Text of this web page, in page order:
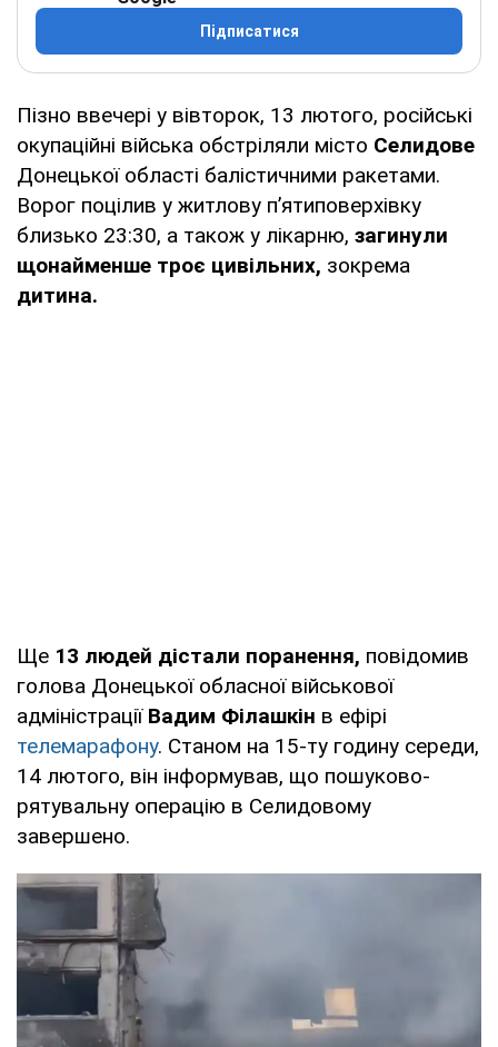
Підписатися
Пізно ввечері у вівторок, 13 лютого, російські
окупаційні війська обстріляли місто Селидове
Донецької області балістичними ракетами.
Ворог поцілив у житлову пʼятиповерхівку
близько 23:30, а також у лікарню, загинули
щонайменше троє цивільних, зокрема
дитина.
Ще 13 людей дістали поранення, повідомив
голова Донецької обласної військової
адміністрації Вадим Філашкін в ефірі
телемарафону. Станом на 15-ту годину середи,
14 лютого, він інформував, що пошуково-
рятувальну операцію в Селидовому
завершено.